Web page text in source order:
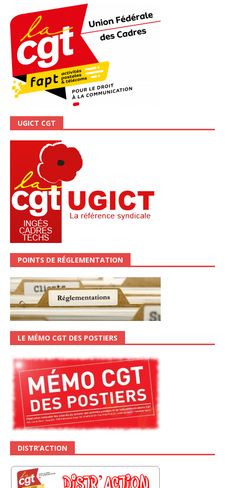
UGICT CGT
POINTS DE RÉGLEMENTATION
LE MÉMO CGT DES POSTIERS
DISTR’ACTION